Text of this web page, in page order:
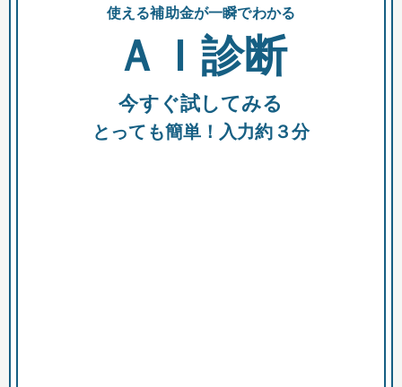
全国の検索結果を含めて表示
助成金 融資 出資
使える補助金が一瞬でわかる
ＡＩ診断
今すぐ試してみる
とっても簡単！入力約３分